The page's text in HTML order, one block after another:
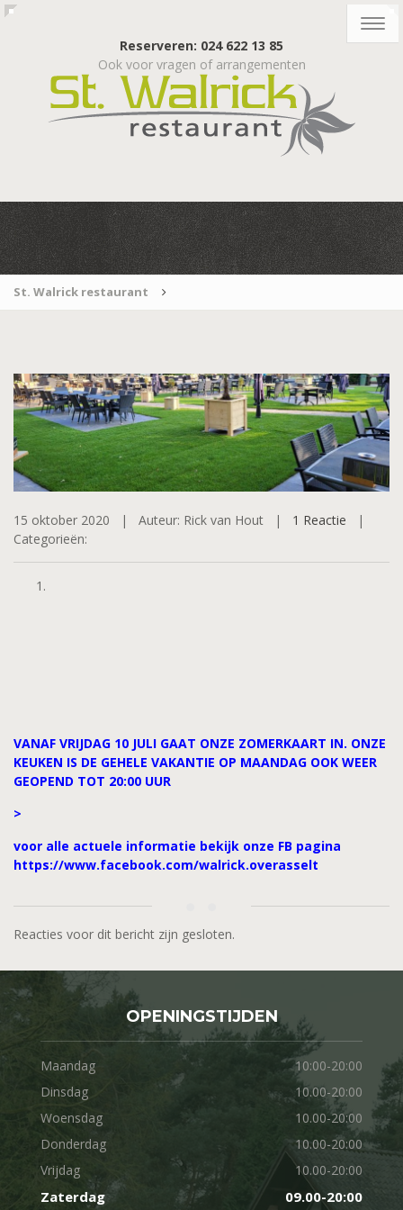
Reserveren: 024 622 13 85
Ook voor vragen of arrangementen
St. Walrick restaurant
15 oktober 2020 | Auteur: Rick van Hout | 1 Reactie |
Categorieën:
VANAF VRIJDAG 10 JULI GAAT ONZE ZOMERKAART IN. ONZE
KEUKEN IS DE GEHELE VAKANTIE OP MAANDAG OOK WEER
GEOPEND TOT 20:00 UUR
>
voor alle actuele informatie bekijk onze FB pagina
https://www.facebook.com/walrick.overasselt
Reacties voor dit bericht zijn gesloten.
OPENINGSTIJDEN
Maandag
10:00-20:00
Dinsdag
10.00-20:00
Woensdag
10.00-20:00
Donderdag
10.00-20:00
Vrijdag
10.00-20:00
Zaterdag 09.00-20:00